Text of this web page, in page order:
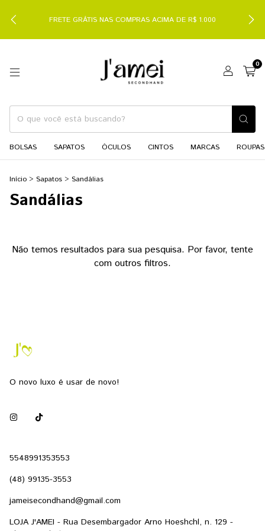
FRETE GRÁTIS NAS COMPRAS ACIMA DE R$ 1.000
0
BOLSAS SAPATOS ÓCULOS CINTOS MARCAS ROUPAS
Início > Sapatos > Sandálias
Sandálias
Não temos resultados para sua pesquisa. Por favor, tente
com outros filtros.
O novo luxo é usar de novo!
5548991353553
(48) 99135-3553
jameisecondhand@gmail.com
LOJA J'AMEI - Rua Desembargador Arno Hoeshchl, n. 129 -